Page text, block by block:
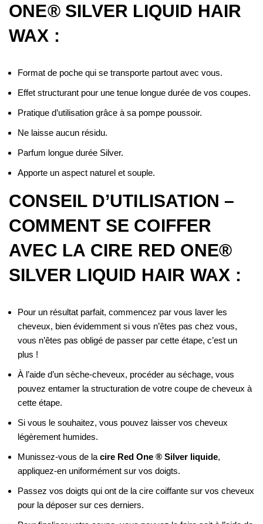
ONE® SILVER LIQUID HAIR
WAX :
Format de poche qui se transporte partout avec vous.
Effet structurant pour une tenue longue durée de vos coupes.
Pratique d’utilisation grâce à sa pompe poussoir.
Ne laisse aucun résidu.
Parfum longue durée Silver.
Apporte un aspect naturel et souple.
CONSEIL D’UTILISATION –
COMMENT SE COIFFER
AVEC LA CIRE RED ONE®
SILVER LIQUID HAIR WAX :
Pour un résultat parfait, commencez par vous laver les
cheveux, bien évidemment si vous n’êtes pas chez vous,
vous n’êtes pas obligé de passer par cette étape, c’est un
plus !
À l’aide d’un sèche-cheveux, procéder au séchage, vous
pouvez entamer la structuration de votre coupe de cheveux à
cette étape.
Si vous le souhaitez, vous pouvez laisser vos cheveux
légèrement humides.
Munissez-vous de la cire Red One ® Silver liquide,
appliquez-en uniformément sur vos doigts.
Passez vos doigts qui ont de la cire coiffante sur vos cheveux
pour la déposer sur ces derniers.